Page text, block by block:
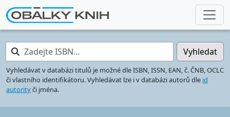
Zadejte ISBN… Vyhledat
Vyhledávat v databázi titulů je možné dle ISBN, ISSN, EAN, č. ČNB, OCLC
či vlastního identifikátoru. Vyhledávat lze i v databázi autorů dle id
autorityči jména.